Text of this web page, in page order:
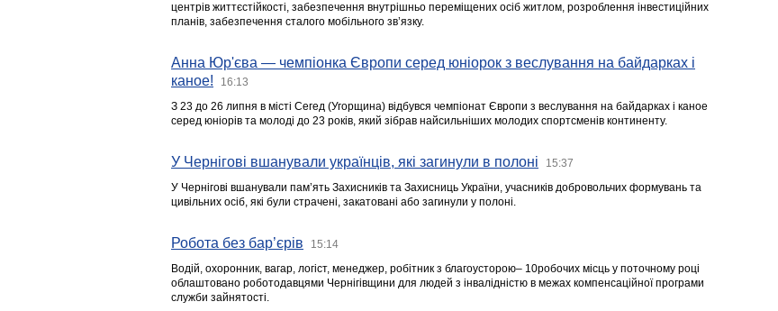
центрів життєстійкості, забезпечення внутрішньо переміщених осіб житлом, розроблення інвестиційних
планів, забезпечення сталого мобільного зв’язку.
Анна Юр'єва — чемпіонка Європи серед юніорок з веслування на байдарках і
каное!
16:13
З 23 до 26 липня в місті Сегед (Угорщина) відбувся чемпіонат Європи з веслування на байдарках і каное
серед юніорів та молоді до 23 років, який зібрав найсильніших молодих спортсменів континенту.
У Чернігові вшанували українців, які загинули в полоні 15:37
У Чернігові вшанували пам’ять Захисників та Захисниць України, учасників добровольчих формувань та
цивільних осіб, які були страчені, закатовані або загинули у полоні.
Робота без бар’єрів 15:14
Водій, охоронник, вагар, логіст, менеджер, робітник з благоусторою– 10робочих місць у поточному році
облаштовано роботодавцями Чернігівщини для людей з інвалідністю в межах компенсаційної програми
служби зайнятості.